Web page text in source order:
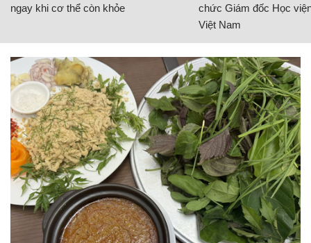
ngay khi cơ thể còn khỏe
chức Giám đốc Học
Việt Nam